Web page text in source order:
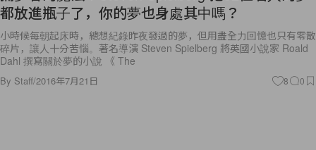
都放進瓶子了，你的夢也身處其中嗎？
小時候每朝起床時，總想紀錄昨夜發過的夢，但用盡全力回憶也只有零散
碎片，讓人十分苦惱。著名導演 Steven Spielberg 將英國小說家 Roald
Dahl 撰寫關於夢的小說 《 The
By Staff/2016年7月21日 8 0